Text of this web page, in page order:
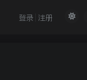
登录 注册